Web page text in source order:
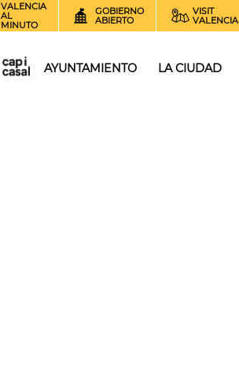
VALENCIA
AL
MINUTO
GOBIERNO
ABIERTO
VISIT
VALENCIA
AYUNTAMIENTO LA CIUDAD